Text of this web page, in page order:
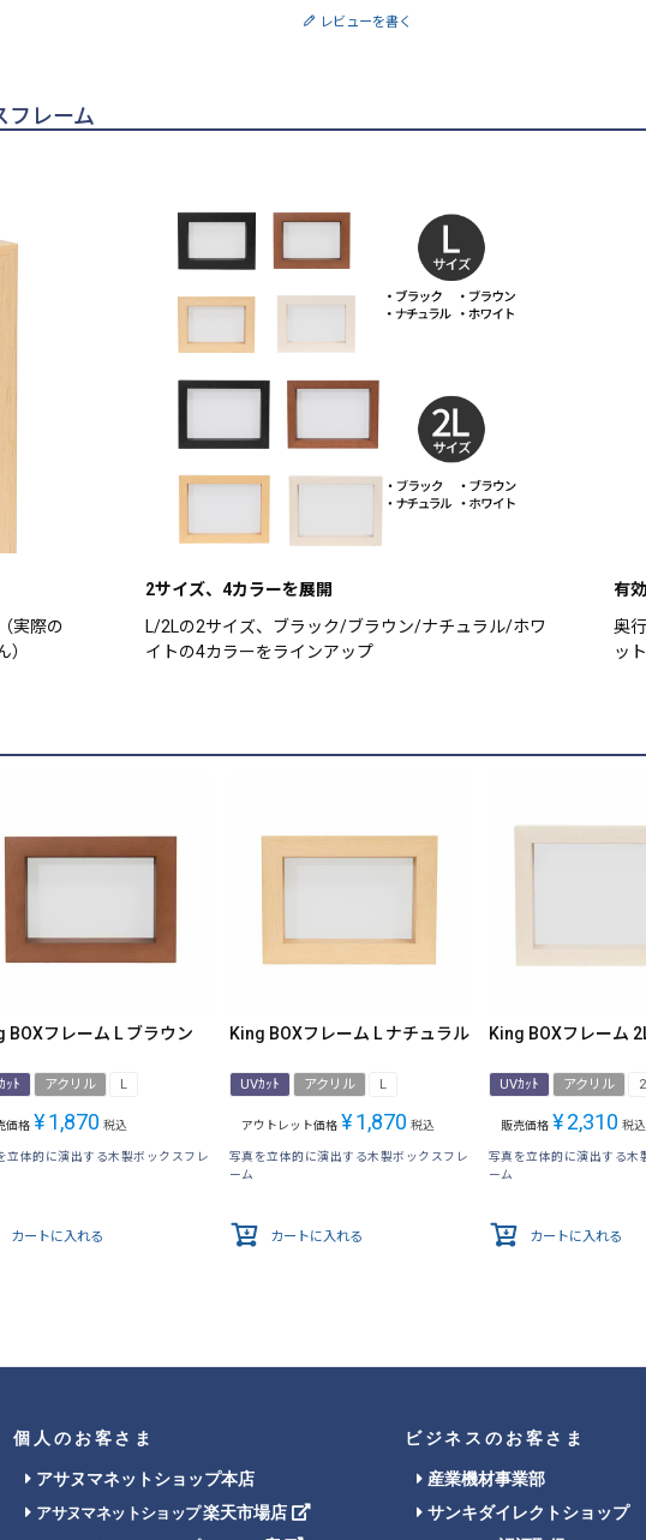
レビューを書く
フレーム
実際の
2サイズ、4カラーを展開
L/2Lの2サイズ、ブラック/ブラウン/ナチュラル/ホワ
イトの4カラーをラインアップ
有
奥
ッ
BOXフレーム L ブラウン
ｯﾄ アクリル L
価格 ¥1,870 税込
立体的に演出する木製ボックスフレ
カートに入れる
King BOXフレーム L ナチュラル
UVｶｯﾄ アクリル L
アウトレット価格 ¥1,870 税込
写真を立体的に演出する木製ボックスフレ
ーム
カートに入れる
King BOXフレーム
UVｶｯﾄ アクリル
販売価格 ¥2,310 税込
写真を立体的に演出する木
ーム
カートに入れる
個人のお客さま
アサヌマネットショップ本店
アサヌマネットショップ楽天市場店
ビジネスのお客さま
産業機材事業部
サンキダイレクトショップ